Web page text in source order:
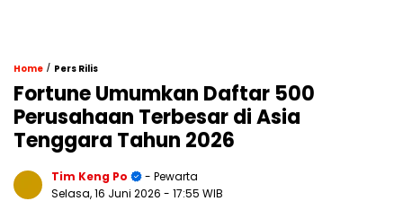
Home / Pers Rilis
Fortune Umumkan Daftar 500
Perusahaan Terbesar di Asia
Tenggara Tahun 2026
Tim Keng Po
- Pewarta
Selasa, 16 Juni 2026 - 17:55 WIB